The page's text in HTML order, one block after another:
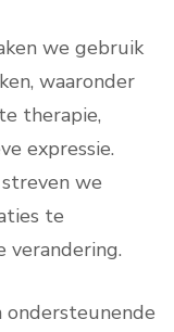
we gebruik
waaronder
therapie,
expressie.
we
te